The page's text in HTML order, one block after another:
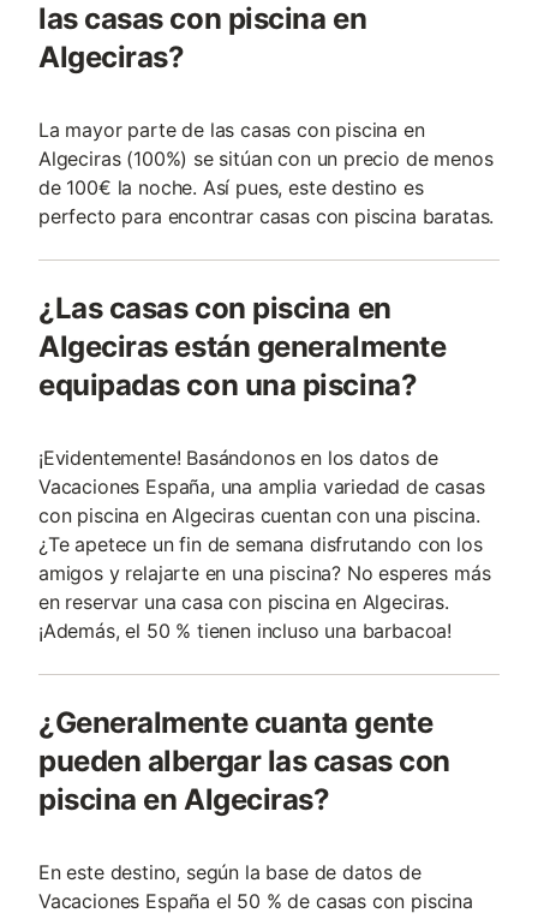
las casas con piscina en
Algeciras?
La mayor parte de las casas con piscina en
Algeciras (100%) se sitúan con un precio de menos
de 100€ la noche. Así pues, este destino es
perfecto para encontrar casas con piscina baratas.
¿Las casas con piscina en
Algeciras están generalmente
equipadas con una piscina?
¡Evidentemente! Basándonos en los datos de
Vacaciones España, una amplia variedad de casas
con piscina en Algeciras cuentan con una piscina.
¿Te apetece un fin de semana disfrutando con los
amigos y relajarte en una piscina? No esperes más
en reservar una casa con piscina en Algeciras.
¡Además, el 50 % tienen incluso una barbacoa!
¿Generalmente cuanta gente
pueden albergar las casas con
piscina en Algeciras?
En este destino, según la base de datos de
Vacaciones España el 50 % de casas con piscina